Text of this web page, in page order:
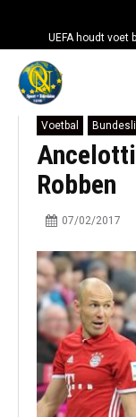
UEFA houdt voet
Voetbal
Robben
07/02/2017